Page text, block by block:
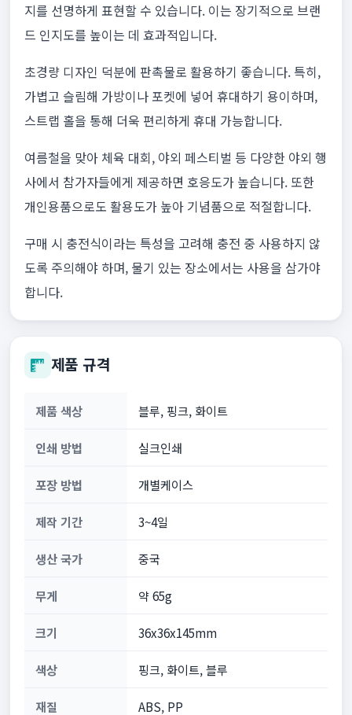
지를 선명하게 표현할 수 있습니다. 이는 장기적으로 브랜
드 인지도를 높이는 데 효과적입니다.
초경량 디자인 덕분에 판촉물로 활용하기 좋습니다. 특히,
가볍고 슬림해 가방이나 포켓에 넣어 휴대하기 용이하며,
스트랩 홀을 통해 더욱 편리하게 휴대 가능합니다.
여름철을 맞아 체육 대회, 야외 페스티벌 등 다양한 야외 행
사에서 참가자들에게 제공하면 호응도가 높습니다. 또한
개인용품으로도 활용도가 높아 기념품으로 적절합니다.
구매 시 충전식이라는 특성을 고려해 충전 중 사용하지 않
도록 주의해야 하며, 물기 있는 장소에서는 사용을 삼가야
합니다.
제품 규격
제품 색상 블루, 핑크, 화이트
인쇄 방법 실크인쇄
포장 방법 개별케이스
제작 기간 3~4일
생산 국가 중국
무게 약 65g
크기 36x36x145mm
색상 핑크, 화이트, 블루
재질 ABS, PP